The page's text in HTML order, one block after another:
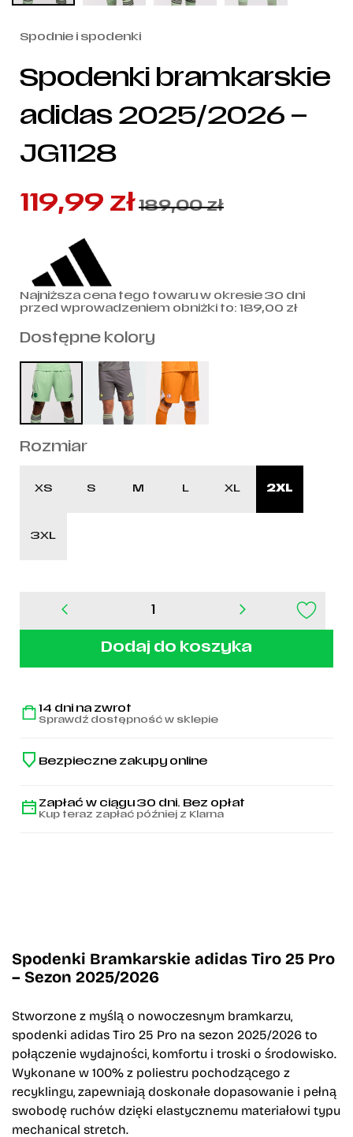
Spodnie i spodenki
Spodenki bramkarskie
adidas 2025/2026 –
JG1128
119,99 zł 189,00zł
Najniższa cena tego towaru w okresie 30 dni
przed wprowadzeniem obniżki to: 189,00 zł
Dostępne kolory
Rozmiar
XS S M L XL 2XL
3XL
Spodenki
bramkarskie
JG1128
Dodaj do koszyka
14 dni na zwrot
Sprawdź dostępność w sklepie
Bezpieczne zakupy online
Zapłać w ciągu 30 dni. Bez opłat
Kup teraz zapłać później z Klarna
Spodenki Bramkarskie adidas Tiro 25 Pro
– Sezon 2025/2026
Stworzone z myślą o nowoczesnym bramkarzu,
spodenki adidas Tiro 25 Pro na sezon 2025/2026 to
połączenie wydajności, komfortu i troski o środowisko.
Wykonane w 100% z poliestru pochodzącego z
recyklingu, zapewniają doskonałe dopasowanie i pełną
swobodę ruchów dzięki elastycznemu materiałowi typu
mechanical stretch.